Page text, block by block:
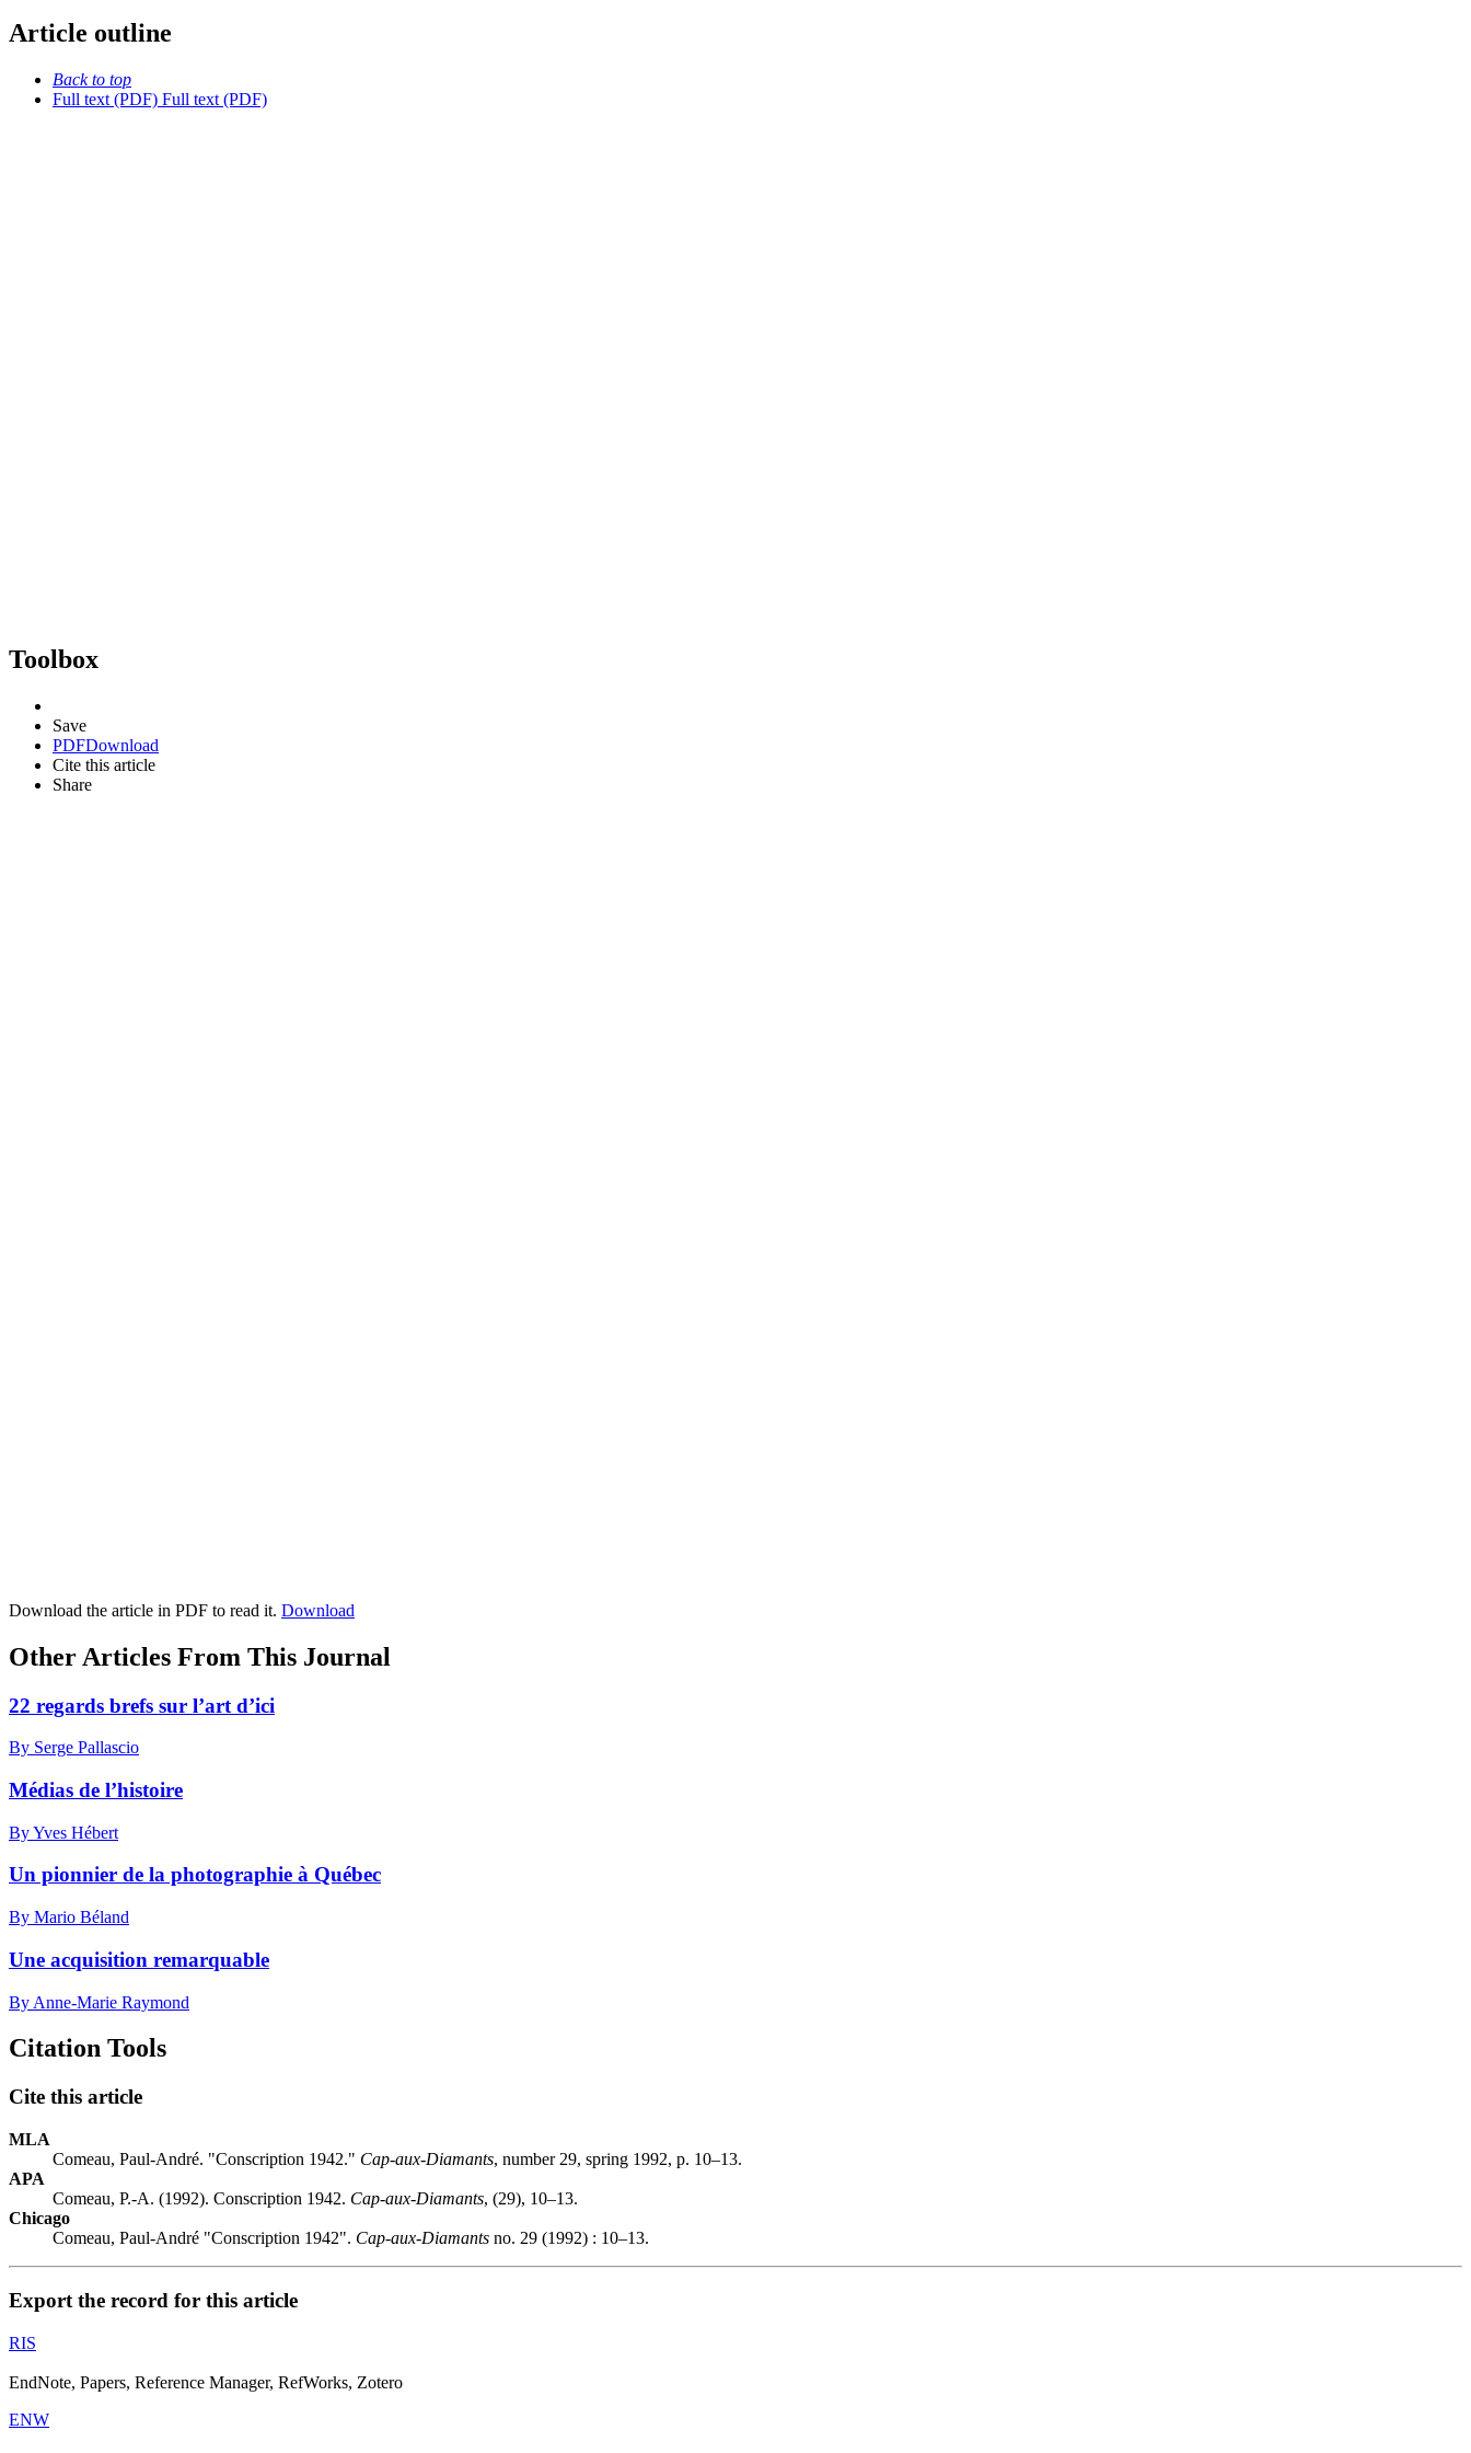
Article outline
Back to top
Full text (PDF) Full text (PDF)
Toolbox
Save
PDFDownload
Cite this article
Share
Download the article in PDF to read it. Download
Other Articles From This Journal
22 regards brefs sur l’art d’ici
By Serge Pallascio
Médias de l’histoire
By Yves Hébert
Un pionnier de la photographie à Québec
By Mario Béland
Une acquisition remarquable
By Anne-Marie Raymond
Citation Tools
Cite this article
MLA
Comeau, Paul-André. "Conscription 1942." Cap-aux-Diamants, number 29, spring 1992, p. 10–13.
APA
Comeau, P.-A. (1992). Conscription 1942. Cap-aux-Diamants, (29), 10–13.
Chicago
Comeau, Paul-André "Conscription 1942". Cap-aux-Diamants no. 29 (1992) : 10–13.
Export the record for this article
RIS
EndNote, Papers, Reference Manager, RefWorks, Zotero
ENW